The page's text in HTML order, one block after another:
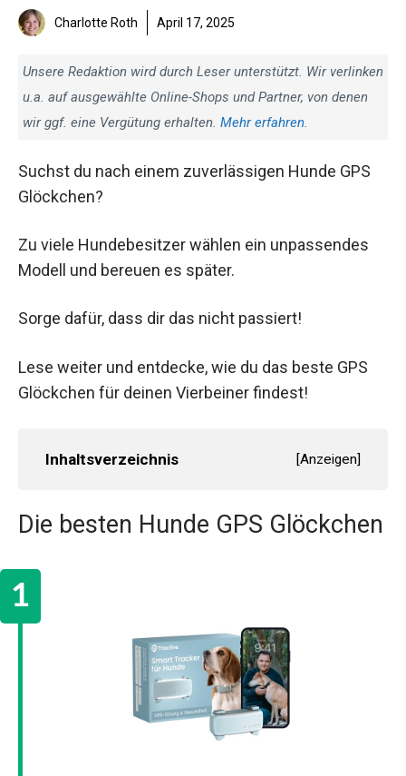
Charlotte Roth April 17, 2025
Unsere Redaktion wird durch Leser unterstützt. Wir verlinken
u.a. auf ausgewählte Online-Shops und Partner, von denen
wir ggf. eine Vergütung erhalten. Mehr erfahren.
Suchst du nach einem zuverlässigen Hunde GPS
Glöckchen?
Zu viele Hundebesitzer wählen ein unpassendes
Modell und bereuen es später.
Sorge dafür, dass dir das nicht passiert!
Lese weiter und entdecke, wie du das beste GPS
Glöckchen für deinen Vierbeiner findest!
Inhaltsverzeichnis [Anzeigen]
Die besten Hunde GPS Glöckchen